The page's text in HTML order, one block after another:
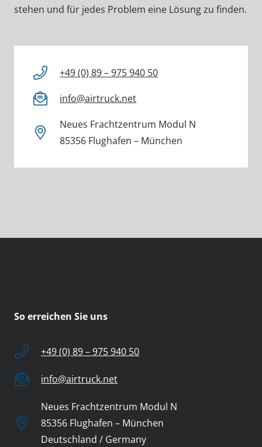
stehen und für jedes Problem eine Lösung zu finden.
+49 (0) 89 – 975 940 50
info@airtruck.net
Neues Frachtzentrum Modul N
85356 Flughafen – München
So erreichen Sie uns
+49 (0) 89 – 975 940 50
info@airtruck.net
Neues Frachtzentrum Modul N
85356 Flughafen – München
Deutschland / Germany